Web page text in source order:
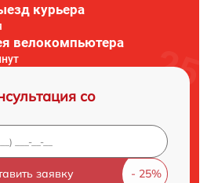
курьера
велокомпьютера
со
заявку